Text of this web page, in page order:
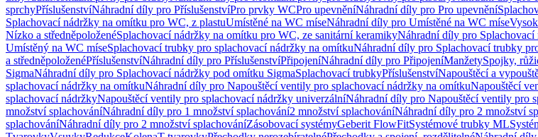
sprchyPříslušenstvíNáhradní díly pro PříslušenstvíPro prvky WCPro upevněníNáhradní díly pro Pro upevnění
Splachovací nádržky na omítku pro WC, z plastuUmístěné na WC míseNáhradní díly pro Umístěné na WC míse
Nízko a středněpoloženéSplachovací nádržky na omítku pro WC, ze sanitární keramikyNáhradní díly pro
Umístěný na WC míseSplachovací trubky pro splachovací nádržky na omítkuNáhradní díly pro Splachovací trubky
a středněpoloženéPříslušenstvíNáhradní díly pro PříslušenstvíPřipojeníNáhradní díly pro PřipojeníManžetySpojky,
SigmaNáhradní díly pro Splachovací nádržky pod omítku SigmaSplachovací trubkyPříslušenstvíNapouštěcí a
splachovací nádržky na omítkuNáhradní díly pro Napouštěcí ventily pro splachovací nádržky na omítkuNapouštěcí
splachovací nádržkyNapouštěcí ventily pro splachovací nádržky univerzálníNáhradní díly pro Napouštěcí ventily pro
množství splachováníNáhradní díly pro 1 množství splachování2 množství splachováníNáhradní díly pro 2 množství
splachováníNáhradní díly pro 2 množství splachováníZásobovací systémyGeberit FlowFitSystémové trubky ML